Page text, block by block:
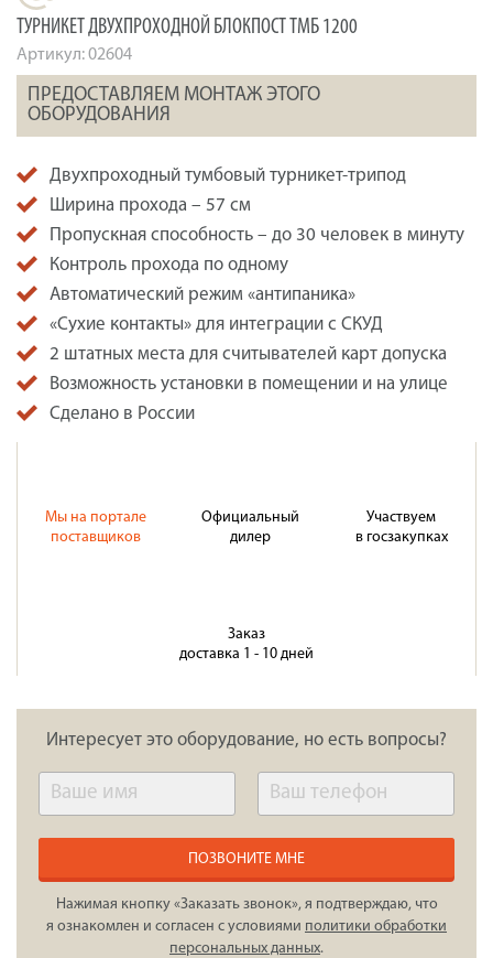
ТУРНИКЕТ ДВУХПРОХОДНОЙ БЛОКПОСТ ТМБ 1200
Артикул:02604
ПРЕДОСТАВЛЯЕМ МОНТАЖ ЭТОГО
ОБОРУДОВАНИЯ
Двухпроходный тумбовый турникет-трипод
Ширина прохода – 57 см
Пропускная способность – до 30 человек в минуту
Контроль прохода по одному
Автоматический режим «антипаника»
«Сухие контакты» для интеграции с СКУД
2 штатных места для считывателей карт допуска
Возможность установки в помещении и на улице
Сделано в России
Мы на портале
поставщиков
Официальный
дилер
Участвуем
в госзакупках
Заказ
доставка 1 - 10 дней
Интересует это оборудование, но есть вопросы?
ПОЗВОНИТЕ МНЕ
Нажимая кнопку «Заказать звонок», я подтверждаю, что
я ознакомлен и согласен с условиями политики обработки
персональных данных.